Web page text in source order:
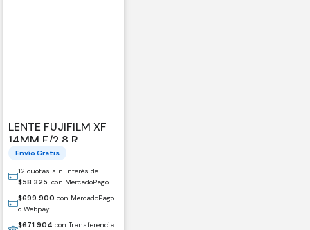
LENTE FUJIFILM XF
14MM F/2.8 R
Envío Gratis
12 cuotas sin interés de
$58.325, con MercadoPago
$699.900 con MercadoPago
o Webpay
$671.904 con Transferencia